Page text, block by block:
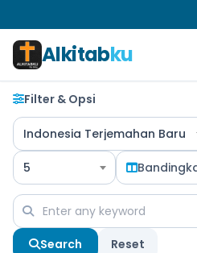
Alkitabku
Filter & Opsi
Indonesia Terjemahan Baru
5
Search Reset